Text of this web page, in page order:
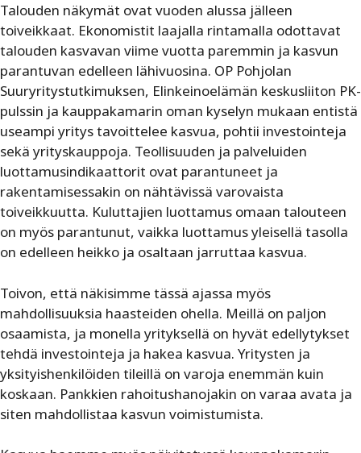
Talouden näkymät ovat vuoden alussa jälleen
toiveikkaat. Ekonomistit laajalla rintamalla odottavat
talouden kasvavan viime vuotta paremmin ja kasvun
parantuvan edelleen lähivuosina. OP Pohjolan
Suuryritystutkimuksen, Elinkeinoelämän keskusliiton PK-
pulssin ja kauppakamarin oman kyselyn mukaan entistä
useampi yritys tavoittelee kasvua, pohtii investointeja
sekä yrityskauppoja. Teollisuuden ja palveluiden
luottamusindikaattorit ovat parantuneet ja
rakentamisessakin on nähtävissä varovaista
toiveikkuutta. Kuluttajien luottamus omaan talouteen
on myös parantunut, vaikka luottamus yleisellä tasolla
on edelleen heikko ja osaltaan jarruttaa kasvua.
Toivon, että näkisimme tässä ajassa myös
mahdollisuuksia haasteiden ohella. Meillä on paljon
osaamista, ja monella yrityksellä on hyvät edellytykset
tehdä investointeja ja hakea kasvua. Yritysten ja
yksityishenkilöiden tileillä on varoja enemmän kuin
koskaan. Pankkien rahoitushanojakin on varaa avata ja
siten mahdollistaa kasvun voimistumista.